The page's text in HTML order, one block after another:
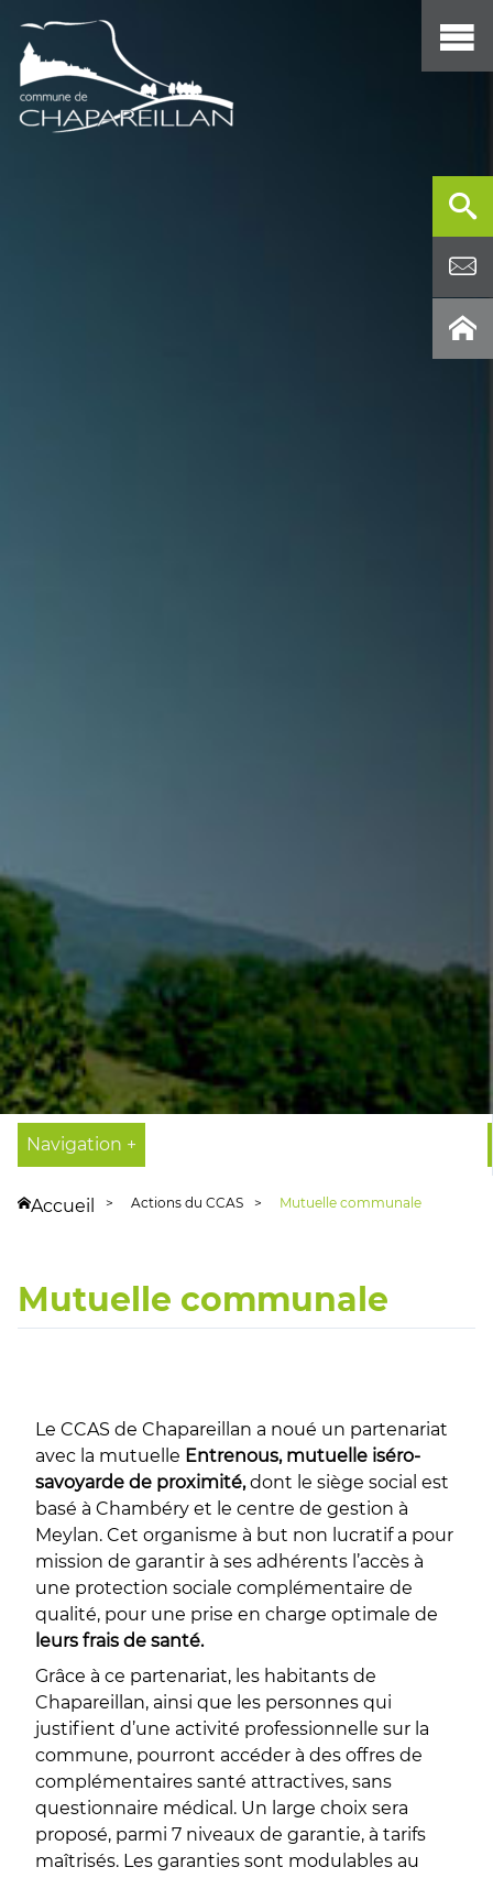
Navigation +
Accueil Actions du CCAS Mutuelle communale
Mutuelle communale
Le CCAS de Chapareillan a noué un partenariat
avec la mutuelle Entrenous, mutuelle iséro-
savoyarde de proximité,dont le siège social est
basé à Chambéry et le centre de gestion à
Meylan. Cet organisme à but non lucratif a pour
mission de garantir à ses adhérents l’accès à
une protection sociale complémentaire de
qualité, pour une prise en charge optimale de
leurs frais de santé.
Grâce à ce partenariat, les habitants de
Chapareillan, ainsi que les personnes qui
justifient d’une activité professionnelle sur la
commune, pourront accéder à des offres de
complémentaires santé attractives, sans
questionnaire médical. Un large choix sera
proposé, parmi 7 niveaux de garantie, à tarifs
maîtrisés. Les garanties sont modulables au